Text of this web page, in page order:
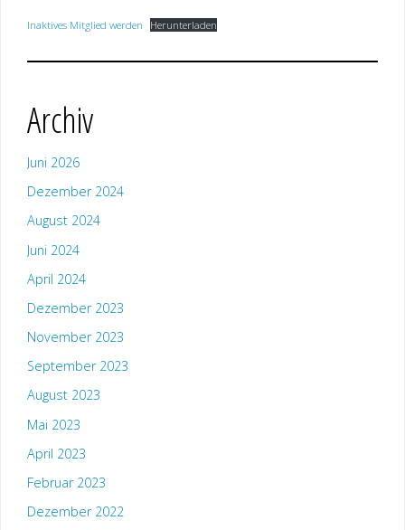
Inaktives Mitglied werden Herunterladen
Archiv
Juni 2026
Dezember 2024
August 2024
Juni 2024
April 2024
Dezember 2023
November 2023
September 2023
August 2023
Mai 2023
April 2023
Februar 2023
Dezember 2022